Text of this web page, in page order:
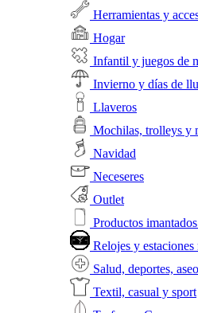
Herramientas y
Hogar
Infantil y juegos de
Invierno y días de
Llaveros
Mochilas, trolleys y
Navidad
Neceseres
Outlet
Productos
Relojes y
Salud, deportes,
Textil, casual y sport